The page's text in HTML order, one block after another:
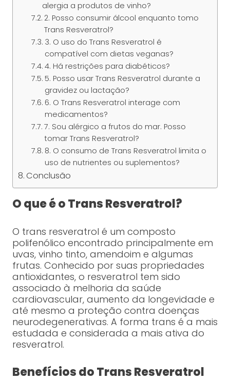
alergia a produtos de vinho?
2. Posso consumir álcool enquanto tomo
Trans Resveratrol?
3. O uso do Trans Resveratrol é
compatível com dietas veganas?
4. Há restrições para diabéticos?
5. Posso usar Trans Resveratrol durante a
gravidez ou lactação?
6. O Trans Resveratrol interage com
medicamentos?
7. Sou alérgico a frutos do mar. Posso
tomar Trans Resveratrol?
8. O consumo de Trans Resveratrol limita o
uso de nutrientes ou suplementos?
Conclusão
O que é o Trans Resveratrol?
O trans resveratrol é um composto
polifenólico encontrado principalmente em
uvas, vinho tinto, amendoim e algumas
frutas. Conhecido por suas propriedades
antioxidantes, o resveratrol tem sido
associado à melhoria da saúde
cardiovascular, aumento da longevidade e
até mesmo a proteção contra doenças
neurodegenerativas. A forma trans é a mais
estudada e considerada a mais ativa do
resveratrol.
Benefícios do Trans Resveratrol